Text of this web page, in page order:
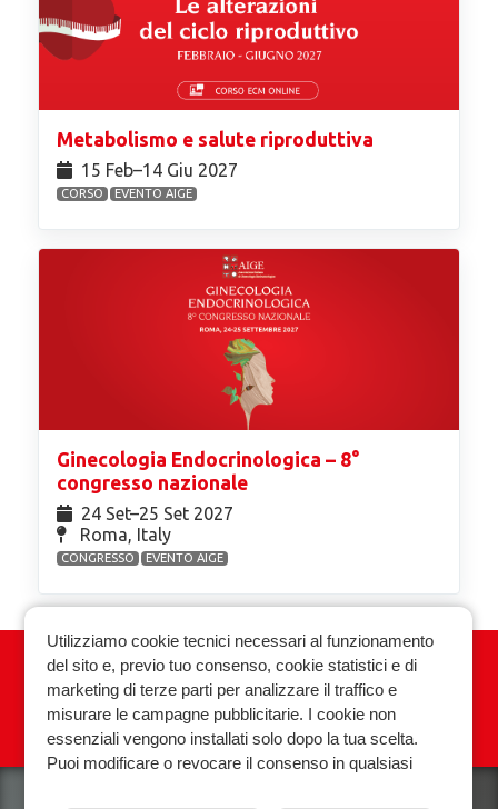
Metabolismo e salute riproduttiva
15 Feb⁠–14 Giu 2027
CORSO EVENTO AIGE
Ginecologia Endocrinologica – 8°
congresso nazionale
24 Set⁠–25 Set 2027
Roma, Italy
CONGRESSO EVENTO AIGE
Associazione Italiana Ginecologia
Endocrinologica
Privacy policy Cookie policy
Utilizziamo cookie tecnici necessari al funzionamento
del sito e, previo tuo consenso, cookie statistici e di
marketing di terze parti per analizzare il traffico e
misurare le campagne pubblicitarie. I cookie non
essenziali vengono installati solo dopo la tua scelta.
Puoi modificare o revocare il consenso in qualsiasi